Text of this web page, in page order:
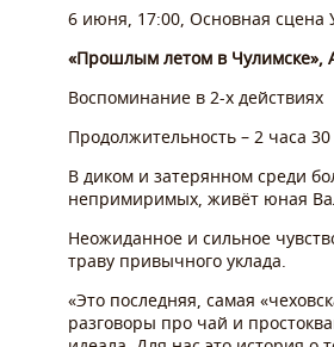
6 июня, 17:00, Основная сцена
«Прошлым летом в Чулимске»,
Воспоминание в 2-х действиях
Продолжительность – 2 часа
В диком и затерянном среди
непримиримых, живёт юная
Неожиданное и сильное
траву привычного уклада.
«Это последняя, самая
разговоры про чай и